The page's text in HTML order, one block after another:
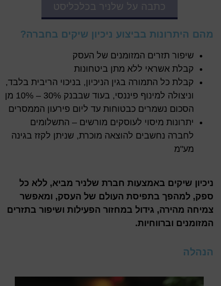
כתבה על שלניר בכלכליסט
מהם היתרונות בביצוע ניכיון שיקים בחברה?
שיפור תזרים המזומנים של העסק
קבלת אשראי ללא מתן ביטחונות
קבלת כל התמורה בגין הניכיון, בניכוי הריבית בלבד,
וניצולה למינוף פיננסי, בעוד שבבנק 30% – 10% מן
הסכום נשמרים כבטוחות עד ליום פירעון הממסרים
יתרונות מיסוי לעוסקים מורשים – התשלומים
לחברה נחשבים להוצאה מוכרת, שניתן לקזז בגינה
מע"מ
ניכיון שיקים באמצעות חברת שלניר מביא, ללא כל
ספק, למהפך בתפיסת העולם של העסק, ומאפשר
צמיחה מהירה, גידול במחזור הפעילות ושיפור בתזרים
המזומנים וברווחיות.
הנהלה